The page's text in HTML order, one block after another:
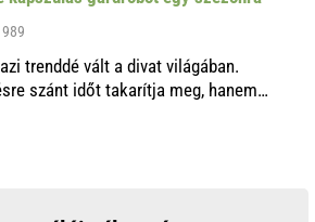
989
trenddé vált a divat világában.
szánt időt takarítja meg, hanem